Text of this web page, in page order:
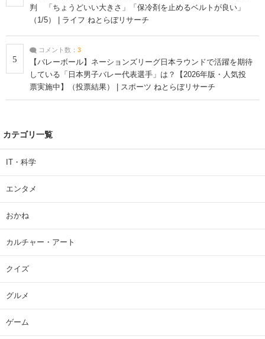
判 「ちょうどいい大きさ」「保冷剤を止めるベルトが良い」
（1/5） | ライフ ねとらぼリサーチ
5
コメント数： 3
【バレーボール】ネーションズリーグ日本ラウンドで活躍を期待
している「日本男子バレー代表選手」は？【2026年版・人気投
票実施中】（投票結果） | スポーツ ねとらぼリサーチ
カテゴリ一覧
IT・科学
エンタメ
おかね
カルチャー・アート
クイズ
グルメ
ゲーム